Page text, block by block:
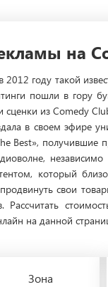
на
2012 году такой
пошли в гору
из Comedy
в своем
Best», получившие
который
свои
на данной
Зона